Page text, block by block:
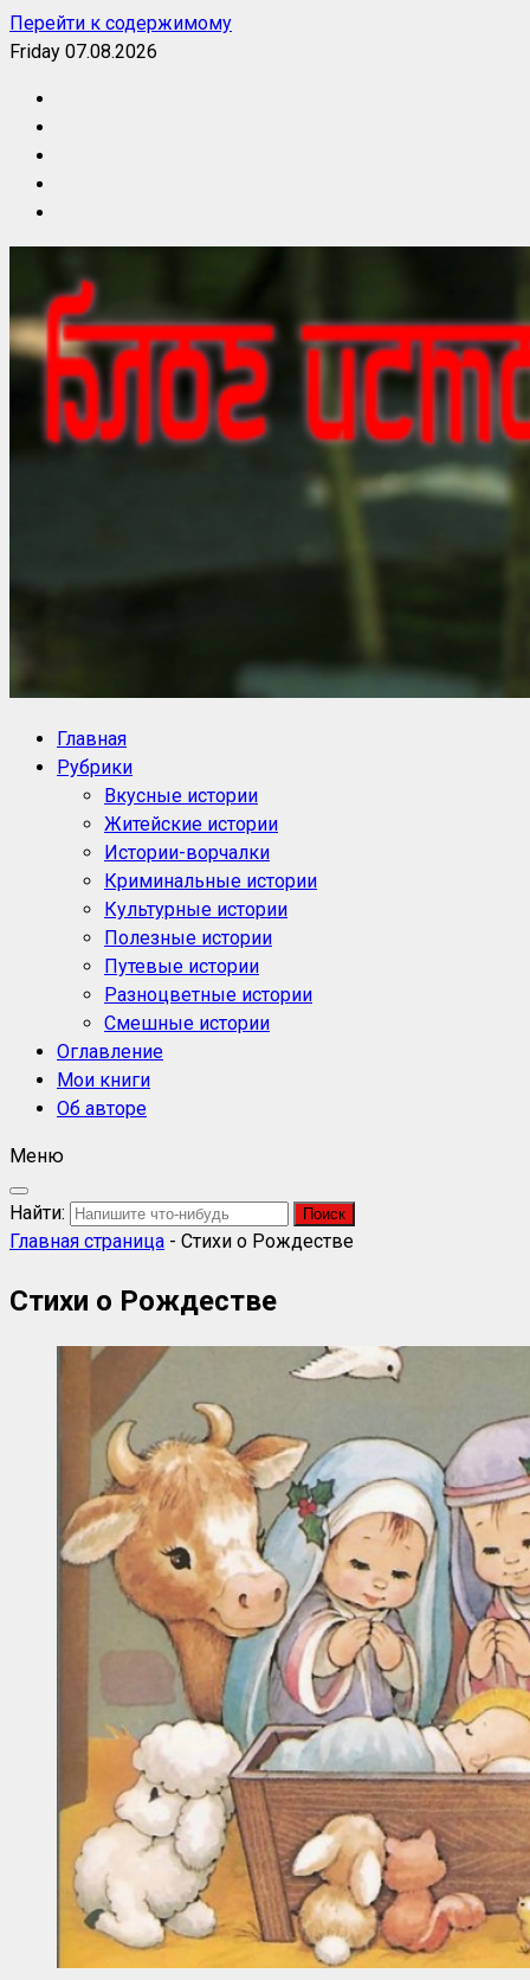
Перейти к содержимому
Friday 07.08.2026
Блог историй NoorySan
Главная
Рубрики
Вкусные истории
Житейские истории
Истории-ворчалки
Криминальные истории
Культурные истории
Полезные истории
Путевые истории
Разноцветные истории
Смешные истории
Оглавление
Мои книги
Об авторе
Меню
Найти:
Главная страница - Стихи о Рождестве
Стихи о Рождестве